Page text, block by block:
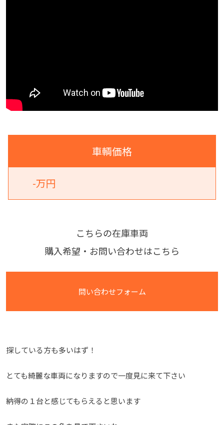
車輌価格
-万円
こちらの在庫車両
購入希望・お問い合わせはこちら
問い合わせフォーム
探している方も多いはず！
とても綺麗な車両になりますので一度見に来て下さい
納得の１台と感じてもらえると思います